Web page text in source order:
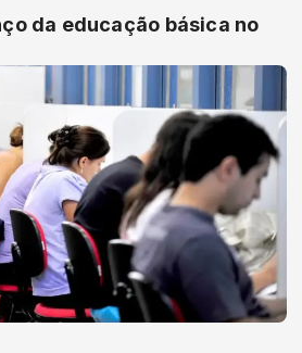
da educação básica no